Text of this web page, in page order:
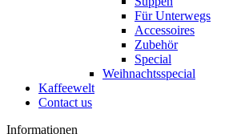
Suppen
Für Unterwegs
Accessoires
Zubehör
Special
Kaffeewelt